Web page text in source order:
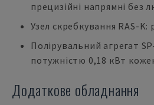
прецизійні напрямні без
Узел скребкування RAS-K:
Полірувальний агрегат
потужністю 0,18 кВт
Додаткове обладнання